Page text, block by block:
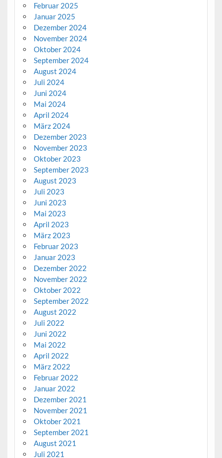
Februar 2025
Januar 2025
Dezember 2024
November 2024
Oktober 2024
September 2024
August 2024
Juli 2024
Juni 2024
Mai 2024
April 2024
März 2024
Dezember 2023
November 2023
Oktober 2023
September 2023
August 2023
Juli 2023
Juni 2023
Mai 2023
April 2023
März 2023
Februar 2023
Januar 2023
Dezember 2022
November 2022
Oktober 2022
September 2022
August 2022
Juli 2022
Juni 2022
Mai 2022
April 2022
März 2022
Februar 2022
Januar 2022
Dezember 2021
November 2021
Oktober 2021
September 2021
August 2021
Juli 2021